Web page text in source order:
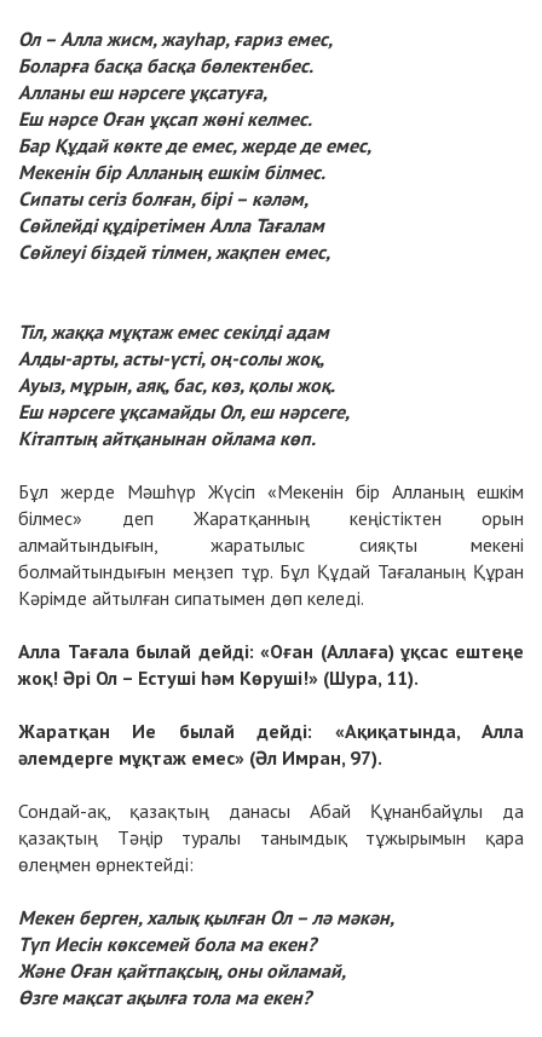
Ол – Алла жисм, жауһар, ғариз емес,
Боларға басқа басқа бөлектенбес.
Алланы еш нәрсеге ұқсатуға,
Еш нәрсе Оған ұқсап жөні келмес.
Бар Құдай көкте де емес, жерде де емес,
Мекенін бір Алланың ешкім білмес.
Сипаты сегіз болған, бірі – кәләм,
Сөйлейді құдіретімен Алла Тағалам
Сөйлеуі біздей тілмен, жақпен емес,
Тіл, жаққа мұқтаж емес секілді адам
Алды-арты, асты-үсті, оң-солы жоқ,
Ауыз, мұрын, аяқ, бас, көз, қолы жоқ.
Еш нәрсеге ұқсамайды Ол, еш нәрсеге,
Кітаптың айтқанынан ойлама көп.
Бұл жерде Мәшһүр Жүсіп «Мекенін бір Алланың ешкім
білмес» деп Жаратқанның кеңістіктен орын
алмайтындығын, жаратылыс сияқты мекені
болмайтындығын меңзеп тұр. Бұл Құдай Тағаланың Құран
Кәрімде айтылған сипатымен дөп келеді.
Алла Тағала былай дейді: «Оған (Аллаға) ұқсас ештеңе
жоқ! Әрі Ол – Естуші һәм Көруші!» (Шура, 11).
Жаратқан Ие былай дейді: «Ақиқатында, Алла
әлемдерге мұқтаж емес» (Әл Имран, 97).
Сондай-ақ, қазақтың данасы Абай Құнанбайұлы да
қазақтың Тәңір туралы танымдық тұжырымын қара
өлеңмен өрнектейді:
Мекен берген, халық қылған Ол – лә мәкән,
Түп Иесін көксемей бола ма екен?
Және Оған қайтпақсың, оны ойламай,
Өзге мақсат ақылға тола ма екен?